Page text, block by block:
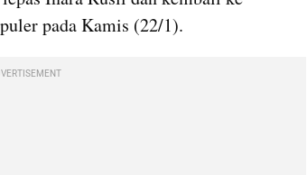
pada Kamis (22/1).